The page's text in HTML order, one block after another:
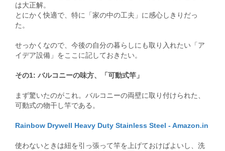
は大正解。
とにかく快適で、特に「家の中の工夫」に感心しきりだっ
た。
せっかくなので、今後の自分の暮らしにも取り入れたい「ア
イデア設備」をここに記しておきたい。
その1: バルコニーの味方、「可動式竿」
まず驚いたのがこれ。バルコニーの両壁に取り付けられた、
可動式の物干し竿である。
Rainbow Drywell Heavy Duty Stainless Steel - Amazon.in
使わないときは紐を引っ張って竿を上げておけばよいし、洗